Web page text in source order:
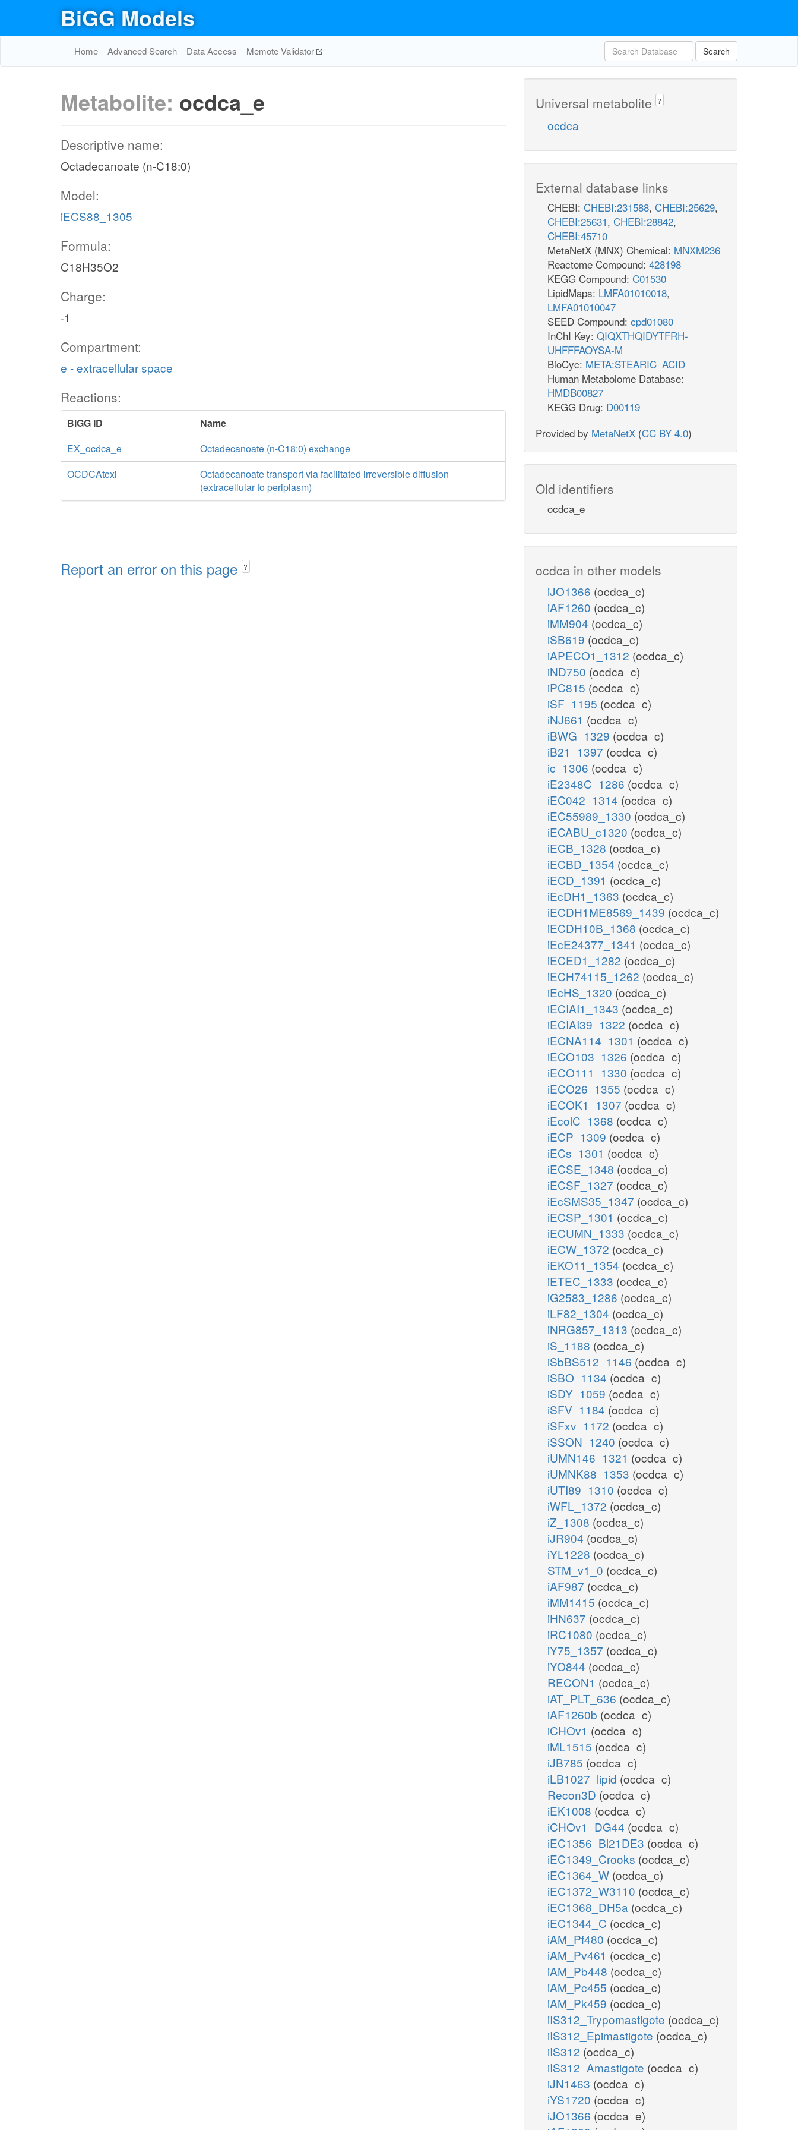
BiGG Models
Home Advanced Search Data Access Memote Validator Search
Metabolite: ocdca_e
Descriptive name:
Octadecanoate (n-C18:0)
Model:
iECS88_1305
Formula:
C18H35O2
Charge:
-1
Compartment:
e - extracellular space
Reactions:
BiGG ID
Name
EX_ocdca_e
Octadecanoate (n-C18:0) exchange
OCDCAtexi
Octadecanoate transport via facilitated irreversible diffusion
(extracellular to periplasm)
Report an error on this page ?
Universal metabolite ?
ocdca
External database links
CHEBI: CHEBI:231588, CHEBI:25629,
CHEBI:25631, CHEBI:28842,
CHEBI:45710
MetaNetX (MNX) Chemical: MNXM236
Reactome Compound: 428198
KEGG Compound: C01530
LipidMaps: LMFA01010018,
LMFA01010047
SEED Compound: cpd01080
InChI Key: QIQXTHQIDYTFRH-
UHFFFAOYSA-M
BioCyc: META:STEARIC_ACID
Human Metabolome Database:
HMDB00827
KEGG Drug: D00119
Provided by MetaNetX (CC BY 4.0)
Old identifiers
ocdca_e
ocdca in other models
iJO1366 (ocdca_c)
iAF1260 (ocdca_c)
iMM904 (ocdca_c)
iSB619 (ocdca_c)
iAPECO1_1312 (ocdca_c)
iND750 (ocdca_c)
iPC815 (ocdca_c)
iSF_1195 (ocdca_c)
iNJ661 (ocdca_c)
iBWG_1329 (ocdca_c)
iB21_1397 (ocdca_c)
ic_1306 (ocdca_c)
iE2348C_1286 (ocdca_c)
iEC042_1314 (ocdca_c)
iEC55989_1330 (ocdca_c)
iECABU_c1320 (ocdca_c)
iECB_1328 (ocdca_c)
iECBD_1354 (ocdca_c)
iECD_1391 (ocdca_c)
iEcDH1_1363 (ocdca_c)
iECDH1ME8569_1439 (ocdca_c)
iECDH10B_1368 (ocdca_c)
iEcE24377_1341 (ocdca_c)
iECED1_1282 (ocdca_c)
iECH74115_1262 (ocdca_c)
iEcHS_1320 (ocdca_c)
iECIAI1_1343 (ocdca_c)
iECIAI39_1322 (ocdca_c)
iECNA114_1301 (ocdca_c)
iECO103_1326 (ocdca_c)
iECO111_1330 (ocdca_c)
iECO26_1355 (ocdca_c)
iECOK1_1307 (ocdca_c)
iEcolC_1368 (ocdca_c)
iECP_1309 (ocdca_c)
iECs_1301 (ocdca_c)
iECSE_1348 (ocdca_c)
iECSF_1327 (ocdca_c)
iEcSMS35_1347 (ocdca_c)
iECSP_1301 (ocdca_c)
iECUMN_1333 (ocdca_c)
iECW_1372 (ocdca_c)
iEKO11_1354 (ocdca_c)
iETEC_1333 (ocdca_c)
iG2583_1286 (ocdca_c)
iLF82_1304 (ocdca_c)
iNRG857_1313 (ocdca_c)
iS_1188 (ocdca_c)
iSbBS512_1146 (ocdca_c)
iSBO_1134 (ocdca_c)
iSDY_1059 (ocdca_c)
iSFV_1184 (ocdca_c)
iSFxv_1172 (ocdca_c)
iSSON_1240 (ocdca_c)
iUMN146_1321 (ocdca_c)
iUMNK88_1353 (ocdca_c)
iUTI89_1310 (ocdca_c)
iWFL_1372 (ocdca_c)
iZ_1308 (ocdca_c)
iJR904 (ocdca_c)
iYL1228 (ocdca_c)
STM_v1_0 (ocdca_c)
iAF987 (ocdca_c)
iMM1415 (ocdca_c)
iHN637 (ocdca_c)
iRC1080 (ocdca_c)
iY75_1357 (ocdca_c)
iYO844 (ocdca_c)
RECON1 (ocdca_c)
iAT_PLT_636 (ocdca_c)
iAF1260b (ocdca_c)
iCHOv1 (ocdca_c)
iML1515 (ocdca_c)
iJB785 (ocdca_c)
iLB1027_lipid (ocdca_c)
Recon3D (ocdca_c)
iEK1008 (ocdca_c)
iCHOv1_DG44 (ocdca_c)
iEC1356_Bl21DE3 (ocdca_c)
iEC1349_Crooks (ocdca_c)
iEC1364_W (ocdca_c)
iEC1372_W3110 (ocdca_c)
iEC1368_DH5a (ocdca_c)
iEC1344_C (ocdca_c)
iAM_Pf480 (ocdca_c)
iAM_Pv461 (ocdca_c)
iAM_Pb448 (ocdca_c)
iAM_Pc455 (ocdca_c)
iAM_Pk459 (ocdca_c)
iIS312_Trypomastigote (ocdca_c)
iIS312_Epimastigote (ocdca_c)
iIS312 (ocdca_c)
iIS312_Amastigote (ocdca_c)
iJN1463 (ocdca_c)
iYS1720 (ocdca_c)
iJO1366 (ocdca_e)